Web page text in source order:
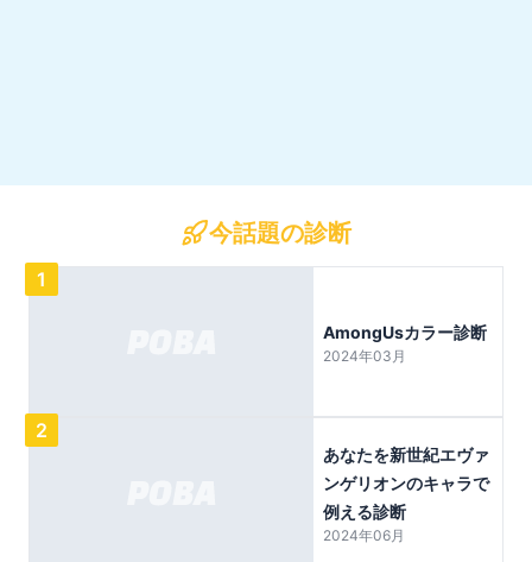
今話題の診断
1
AmongUsカラー診断
2024年03月
2
あなたを新世紀エヴァ
ンゲリオンのキャラで
例える診断
2024年06月